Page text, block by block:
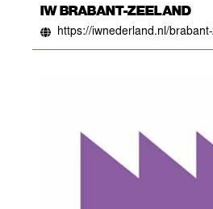
IW BRABANT-ZEELAND
https://iwnederland.nl/